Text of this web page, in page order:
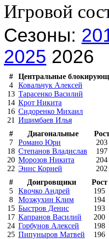
Игровой
Сезоны:
2025 2026
# Центральные
4
Ковальчук Алексей
13 Тарасенко Василий
14 Крот Никита
16 Сидоренко Михаил
21 Ишимбаев Илья
#
Диагональные
7
Романо Юри 203
18 Степанов Владислав 197
20 Морозов Никита 204
22 Эннс Корней 202
#
Доигровщики Рост
5
Квочко Андрей 195
8
Мозжухин Клим 194
15 Быстров Денис 193
17 Капранов Василий 200
24 Горбунов Алексей 198
25 Пипуныров Матвей 196